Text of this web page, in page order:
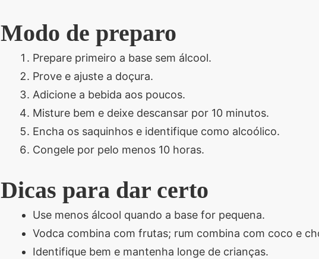
Modo de preparo
Prepare primeiro a base sem álcool.
Prove e ajuste a doçura.
Adicione a bebida aos poucos.
Misture bem e deixe descansar por 10 minutos.
Encha os saquinhos e identifique como alcoólico.
Congele por pelo menos 10 horas.
Dicas para dar certo
Use menos álcool quando a base for pequena.
Vodca combina com frutas; rum combina com coco e
Identifique bem e mantenha longe de crianças.